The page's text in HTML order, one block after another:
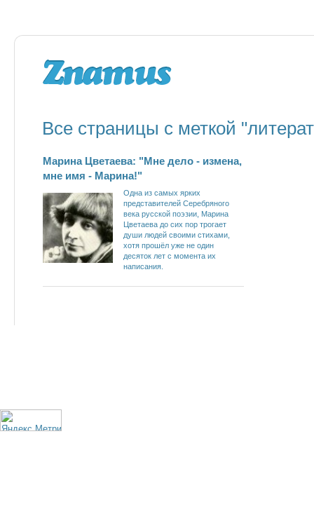
Все страницы с меткой
Марина Цветаева: "Мне дело - измена,
мне имя - Марина!"
Одна из самых ярких
представителей Серебряного
века русской поэзии, Марина
Цветаева до сих пор трогает
души людей своими стихами,
хотя прошёл уже не один
десяток лет с момента их
написания.